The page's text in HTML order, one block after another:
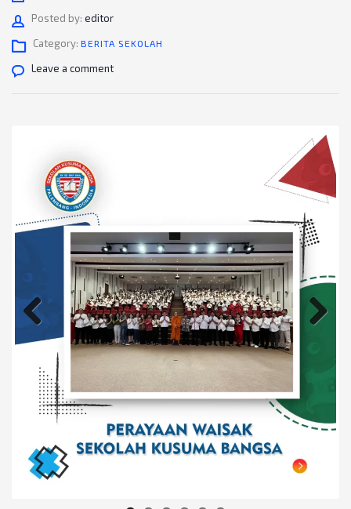
Posted by: Author
editor
Category: BERITA SEKOLAH
Leave a comment
Previous